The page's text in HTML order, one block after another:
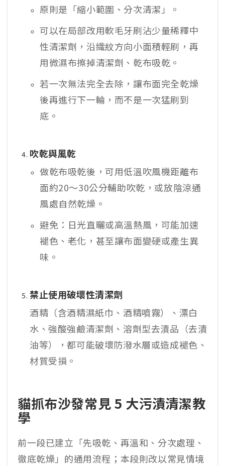
原則是「縮小範圍、分次清潔」。
可以在局部改用軟毛牙刷沾少量稀釋中
性清潔劑，沿織紋方向小面積輕刷，再
用微濕布擦掉清潔劑、乾布吸乾。
若一次無法完全去除，讓布面完全乾燥
後再進行下一輪，而不是一次猛刷到
底。
吹乾與風乾
做乾布吸乾後，可用低溫吹風機距離布
面約20～30公分輔助吹乾，或放陰涼通
風處自然乾燥。​
避免：日光直曬或高溫熱風，可能加速
褪色、老化，甚至讓布面變硬或產生異
味。​
禁止使用破壞性清潔劑
酒精（含酒精濕紙巾、酒精噴霧）、漂白
水、強酸強鹼清潔劑、溶劑型去漬品（去漬
油等），都可能破壞防潑水層或造成褪色、
材質受損。
貓抓布沙發常見 5 大污漬清潔教
學
前一段已建立「先吸乾、再溫和、分次處理、
徹底乾燥」的通用流程；本段則改以常見情境